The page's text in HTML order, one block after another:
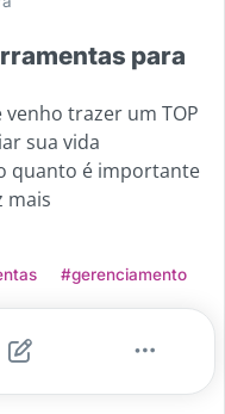
para
trazer um TOP
sua vida
quanto é importante
mais
#gerenciamento